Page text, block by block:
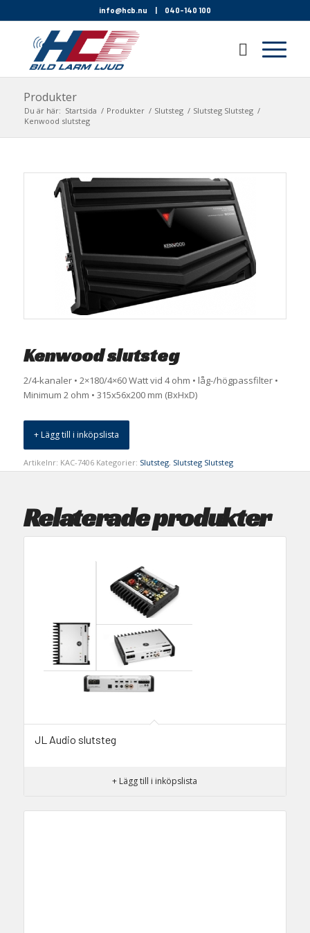
info@hcb.nu | 040-140 100
Produkter
Du är här: Startsida / Produkter / Slutsteg / Slutsteg Slutsteg /
Kenwood slutsteg
Kenwood slutsteg
2/4-kanaler • 2×180/4×60 Watt vid 4 ohm • låg-/högpassfilter •
Minimum 2 ohm • 315x56x200 mm (BxHxD)
+ Lägg till i inköpslista
Artikelnr: KAC-7406 Kategorier: Slutsteg, Slutsteg Slutsteg
Relaterade produkter
JL Audio slutsteg
+ Lägg till i inköpslista